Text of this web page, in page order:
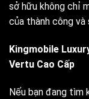
sở hữu không chỉ
của thành công
Kingmobile
Vertu Cao Cấp
Nếu bạn đang tìm